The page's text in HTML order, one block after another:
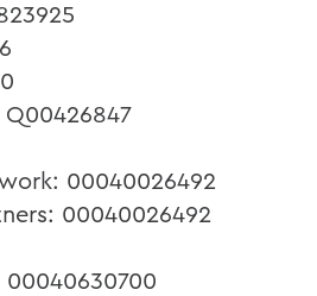
00040026492
00040026492